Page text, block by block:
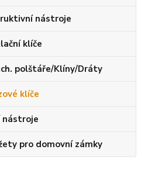
nástroje
klíče
polštáře/Klíny/Dráty
klíče
nástroje
pro domovní zámky